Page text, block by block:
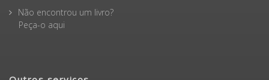
Não encontrou um livro?
Peça-o aqui